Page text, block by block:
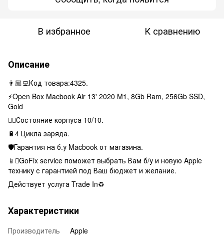
В избранное К сравнению
Описание
👨🏼‍💻Код товара:4325.
⚡️Open Box Macbook Air 13' 2020 M1, 8Gb Ram, 256Gb SSD,
Gold
👌🏻Состояние корпуса 10/10.
🔋4 Цикла заряда.
🛡Гарантия на б.у Macbook от магазина.
📱GoFix service поможет выбрать Вам б/у и новую Apple
технику с гарантией под Ваш бюджет и желание.
Действует услуга Trade In♻️
Характеристики
Производитель
Apple